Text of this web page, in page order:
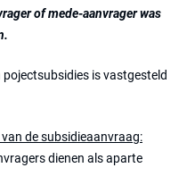
of mede-aanvrager was
is vastgesteld
de subsidieaanvraag:
dienen als aparte